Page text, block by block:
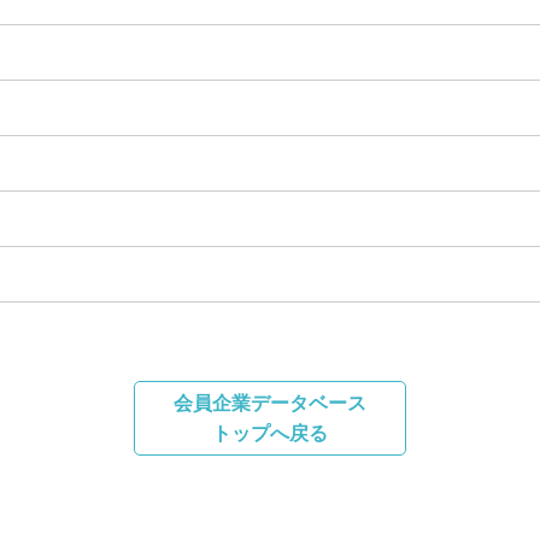
会員企業データベース
トップへ戻る